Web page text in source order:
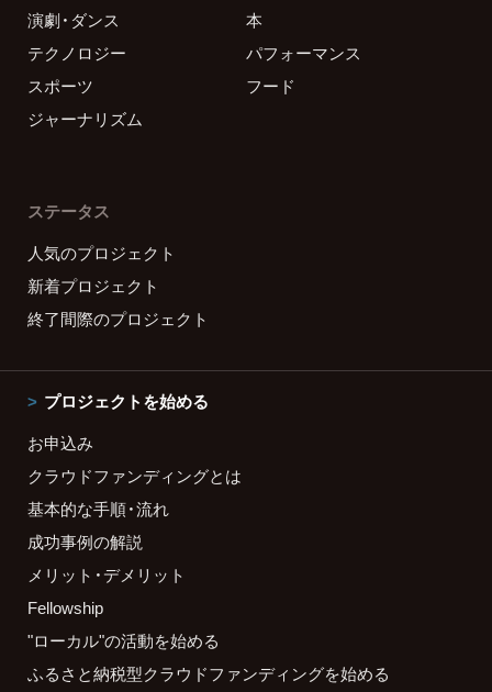
演劇・ダンス
本
テクノロジー
パフォーマンス
スポーツ
フード
ジャーナリズム
ステータス
人気のプロジェクト
新着プロジェクト
終了間際のプロジェクト
プロジェクトを始める
お申込み
クラウドファンディングとは
基本的な手順・流れ
成功事例の解説
メリット・デメリット
Fellowship
"ローカル"の活動を始める
ふるさと納税型クラウドファンディングを始める